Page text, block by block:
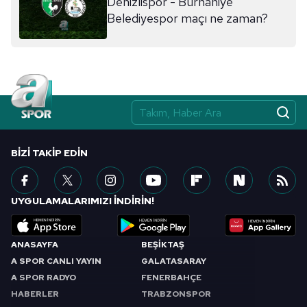
sınırlı olarak açık rızanız dahilinde kullanılacaktır.
Çerezlere ilişkin tercihlerinizi aşağıda yer alan panel
için Ayarlar butonuna tıklayabilir,
Metnimizi
6698 sayılı Kişisel Verilerin Korunması Kanunu uyarınca
ilgili mevzuata uygun olarak kullanılan çerezlerle ilgili bilgi
almak için lütfen
tıklayınız .
Belediyespor maçı ne zaman?
ANASAYFA
A SPOR CANLI YAYIN
A SPOR RADYO
HABERLER
BEŞİKTAŞ
GALATASARAY
FENERBAHÇE
TRABZONSPOR
BIZI TAKIP EDIN
UYGULAMALARIMIZI İNDİRİN!